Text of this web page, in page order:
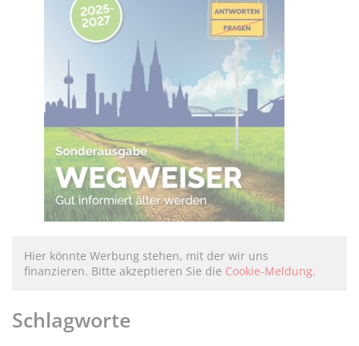
Hier könnte Werbung stehen, mit der wir uns
finanzieren. Bitte akzeptieren Sie die Cookie-Meldung.
Schlagworte